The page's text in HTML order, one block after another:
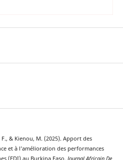
& Kienou, M. (2025). Apport des
et à l’amélioration des performances